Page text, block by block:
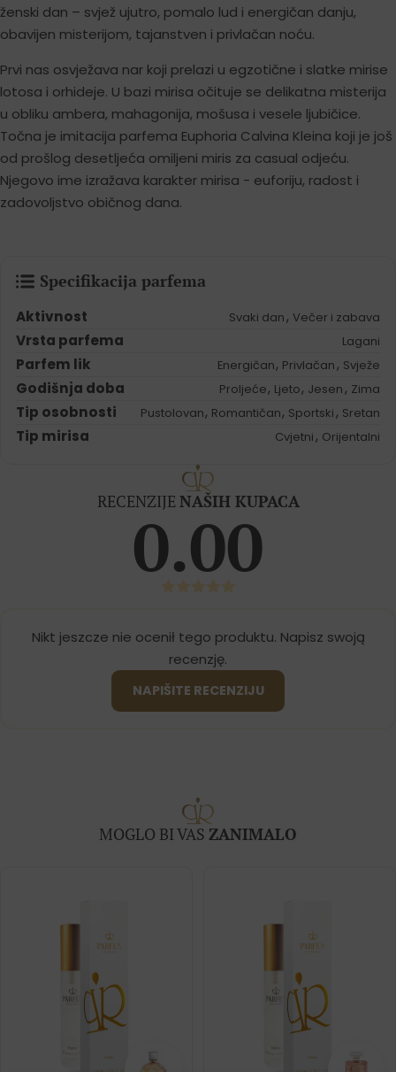
ženski dan – svjež ujutro, pomalo lud i energičan danju,
obavijen misterijom, tajanstven i privlačan noću.
Prvi nas osvježava nar koji prelazi u egzotične i slatke mirise
lotosa i orhideje. U bazi mirisa očituje se delikatna misterija
u obliku ambera, mahagonija, mošusa i vesele ljubičice.
Točna je imitacija parfema Euphoria Calvina Kleina koji je još
od prošlog desetljeća omiljeni miris za casual odjeću.
Njegovo ime izražava karakter mirisa - euforiju, radost i
zadovoljstvo običnog dana.
Specifikacija parfema
Aktivnost Svaki dan, Večer i zabava
Vrsta parfema Lagani
Parfem lik Energičan, Privlačan, Svježe
Godišnja doba Proljeće, Ljeto, Jesen, Zima
Tip osobnosti Pustolovan, Romantičan, Sportski, Sretan
Tip mirisa Cvjetni, Orijentalni
RECENZIJE NAŠIH KUPACA
0.00
Nikt jeszcze nie ocenił tego produktu. Napisz swoją
recenzję.
NAPIŠITE RECENZIJU
MOGLO BI VAS ZANIMALO